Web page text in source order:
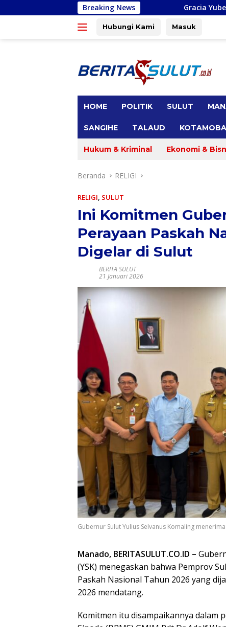
ke
Breaking News
Gracia Yubelinda Oroh Reses di Desa
Hubungi Kami Masuk
HOME POLITIK SULUT
SANGIHE TALAUD
Hukum & Kriminal Ekonomi &
Beranda RELIGI
RELIGI, SULUT
Ini Komitmen
Perayaan Paskah
Digelar di Sulut
BERITA SULUT
21 Januari 2026
Gubernur Sulut Yulius Selvanus Komaling
Manado, BERITASULUT.CO.ID –
(YSK) menegaskan bahwa Pemprov
Paskah Nasional Tahun 2026 yang
2026 mendatang.
Komitmen itu disampaikannya dalam